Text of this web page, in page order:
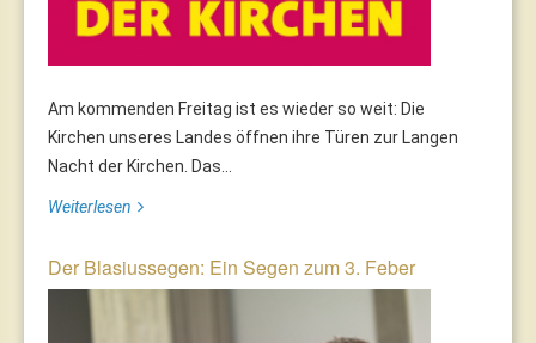
Am kommenden Freitag ist es wieder so weit: Die
Kirchen unseres Landes öffnen ihre Türen zur Langen
Nacht der Kirchen. Das...
Weiterlesen
Der Blasiussegen: Ein Segen zum 3. Feber